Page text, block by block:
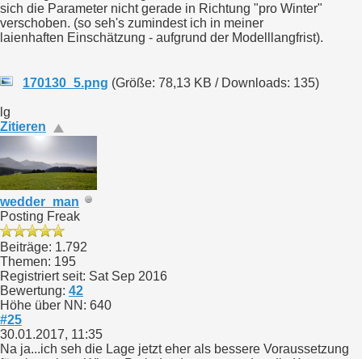
sich die Parameter nicht gerade in Richtung "pro Winter"
verschoben. (so seh's zumindest ich in meiner
laienhaften Einschätzung - aufgrund der Modelllangfrist).
170130_5.png (Größe: 78,13 KB / Downloads: 135)
lg
Zitieren
wedder_man
Posting Freak
Beiträge: 1.792
Themen: 195
Registriert seit: Sat Sep 2016
Bewertung: 42
Höhe über NN: 640
#25
30.01.2017, 11:35
Na ja...ich seh die Lage jetzt eher als bessere Voraussetzung